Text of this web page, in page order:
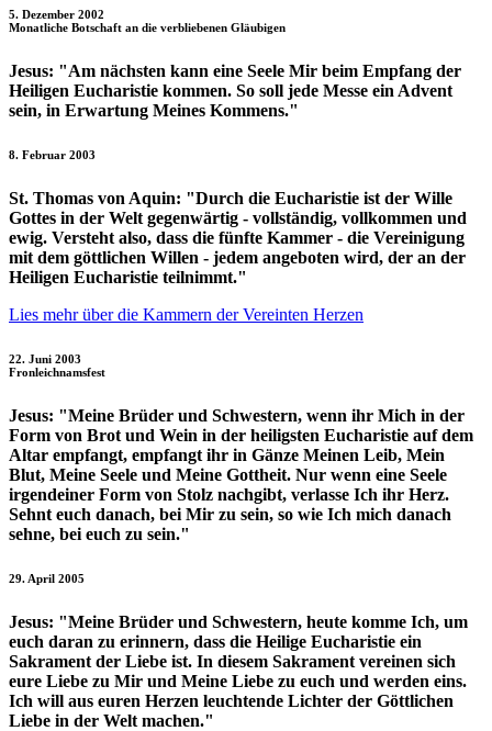
5. Dezember 2002
Monatliche Botschaft an die verbliebenen Gläubigen
Jesus: "Am nächsten kann eine Seele Mir beim Empfang der
Heiligen Eucharistie kommen. So soll jede Messe ein Advent
sein, in Erwartung Meines Kommens."
8. Februar 2003
St. Thomas von Aquin: "Durch die Eucharistie ist der Wille
Gottes in der Welt gegenwärtig - vollständig, vollkommen und
ewig. Versteht also, dass die fünfte Kammer - die Vereinigung
mit dem göttlichen Willen - jedem angeboten wird, der an der
Heiligen Eucharistie teilnimmt."
Lies mehr über die Kammern der Vereinten Herzen
22. Juni 2003
Fronleichnamsfest
Jesus: "Meine Brüder und Schwestern, wenn ihr Mich in der
Form von Brot und Wein in der heiligsten Eucharistie auf dem
Altar empfangt, empfangt ihr in Gänze Meinen Leib, Mein
Blut, Meine Seele und Meine Gottheit. Nur wenn eine Seele
irgendeiner Form von Stolz nachgibt, verlasse Ich ihr Herz.
Sehnt euch danach, bei Mir zu sein, so wie Ich mich danach
sehne, bei euch zu sein."
29. April 2005
Jesus: "Meine Brüder und Schwestern, heute komme Ich, um
euch daran zu erinnern, dass die Heilige Eucharistie ein
Sakrament der Liebe ist. In diesem Sakrament vereinen sich
eure Liebe zu Mir und Meine Liebe zu euch und werden eins.
Ich will aus euren Herzen leuchtende Lichter der Göttlichen
Liebe in der Welt machen."